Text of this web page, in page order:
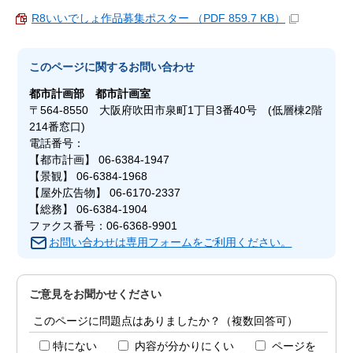
R8いいでしょ作品募集ポスター （PDF 859.7 KB）
このページに関するお問い合わせ
都市計画部都市計画室
〒564-8550 大阪府吹田市泉町1丁目3番40号 (低層棟2階
214番窓口)
電話番号：
【都市計画】 06-6384-1947
【景観】 06-6384-1968
【屋外広告物】 06-6170-2337
【総務】 06-6384-1904
ファクス番号：06-6368-9901
お問い合わせは専用フォームをご利用ください。
ご意見をお聞かせください
このページに問題点はありましたか？（複数回答可）
特にない 内容が分かりにくい
ページを